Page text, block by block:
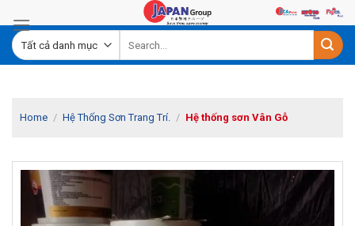
to
content
Home / Hệ Thống Sơn Trang Trí. / Hệ thống sơn Vân Gỗ